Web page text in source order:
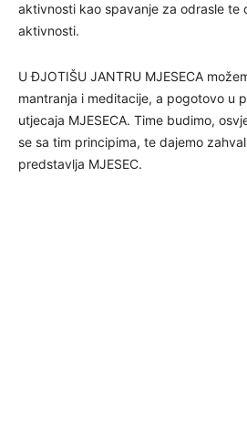
aktivnosti kao spavanje za odrasle te
aktivnosti.
U ĐJOTIŠU JANTRU MJESECA
mantranja i meditacije, a pogotovo u
utjecaja MJESECA. Time budimo,
se sa tim principima, te dajemo
predstavlja MJESEC.